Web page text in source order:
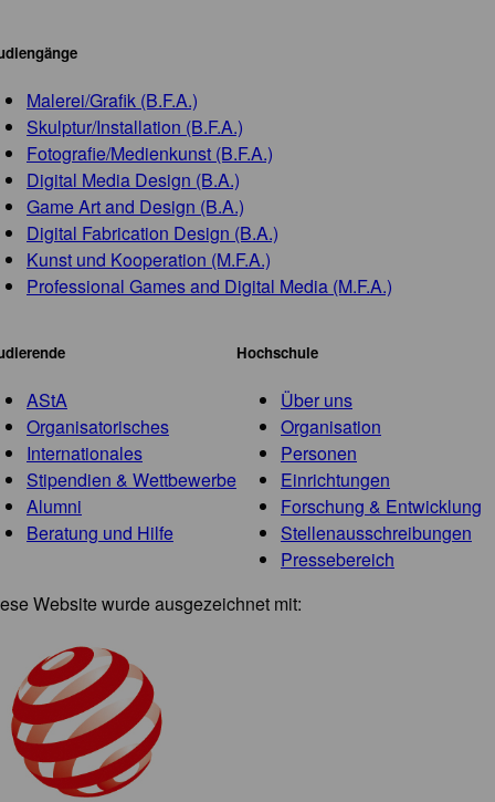
Malerei/Grafik (B.F.A.)
Skulptur/Installation (B.F.A.)
Fotografie/Medienkunst (B.F.A.)
Digital Media Design (B.A.)
Game Art and Design (B.A.)
Digital Fabrication Design (B.A.)
Kunst und Kooperation (M.F.A.)
Professional Games and Digital Media (M.F.A.)
AStA
Organisatorisches
Internationales
Stipendien & Wettbewerbe
Alumni
Beratung und Hilfe
Hochschule
Über uns
Organisation
Personen
Einrichtungen
Forschung & Entwicklung
Stellenausschreibungen
Pressebereich
Website wurde ausgezeichnet mit: